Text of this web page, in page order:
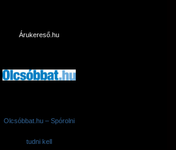
Árukereső.hu
Olcsóbbat.hu – Spórolni
tudni kell